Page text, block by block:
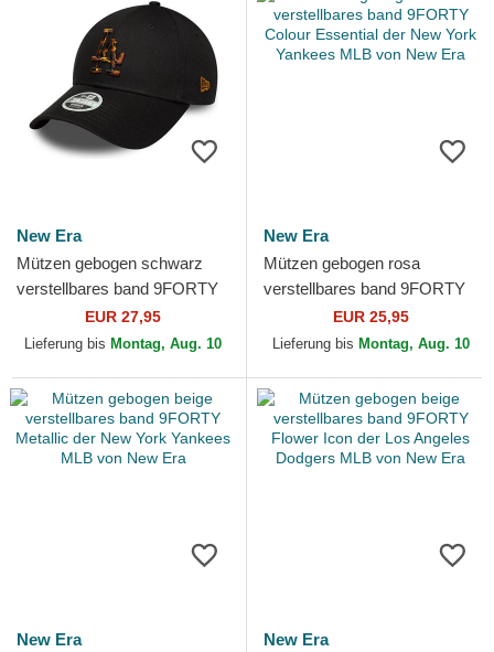
New Era
Mützen gebogen schwarz
verstellbares band 9FORTY
Tort Infill der Los Angeles
Dodgers MLB von New Era
EUR 27,95
Lieferung bis Montag, Aug. 10
New Era
Mützen gebogen rosa
verstellbares band 9FORTY
Colour Essential der New
York Yankees MLB von New
EUR 25,95
Lieferung bis Montag, Aug. 10
New Era
New Era